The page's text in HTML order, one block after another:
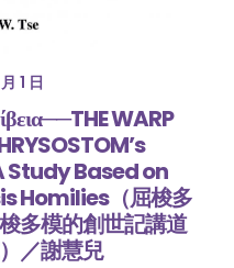
1 日
WARP
Study Based on
Homilies（屈梭多
多模的創世記講道
／謝慧兒